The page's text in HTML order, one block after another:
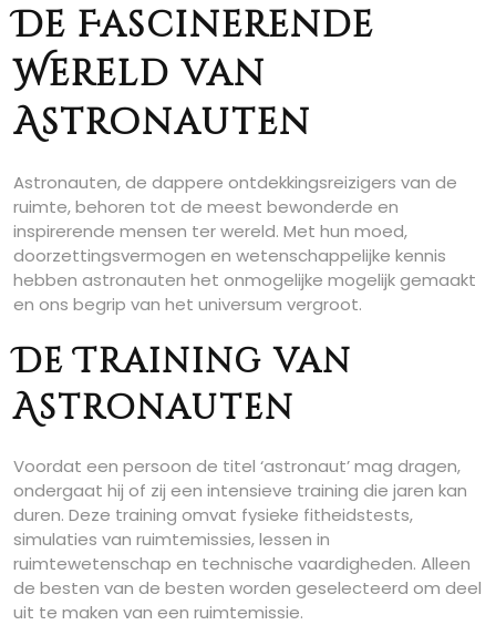
De Fascinerende
Wereld van
Astronauten
Astronauten, de dappere ontdekkingsreizigers van de
ruimte, behoren tot de meest bewonderde en
inspirerende mensen ter wereld. Met hun moed,
doorzettingsvermogen en wetenschappelijke kennis
hebben astronauten het onmogelijke mogelijk gemaakt
en ons begrip van het universum vergroot.
De Training van
Astronauten
Voordat een persoon de titel ‘astronaut’ mag dragen,
ondergaat hij of zij een intensieve training die jaren kan
duren. Deze training omvat fysieke fitheidstests,
simulaties van ruimtemissies, lessen in
ruimtewetenschap en technische vaardigheden. Alleen
de besten van de besten worden geselecteerd om deel
uit te maken van een ruimtemissie.